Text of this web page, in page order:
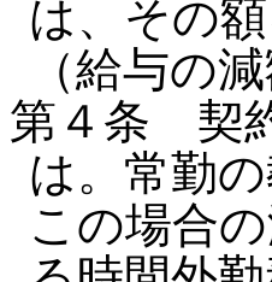
は、その
（給与の減
第４条 契
は。常勤
この場合